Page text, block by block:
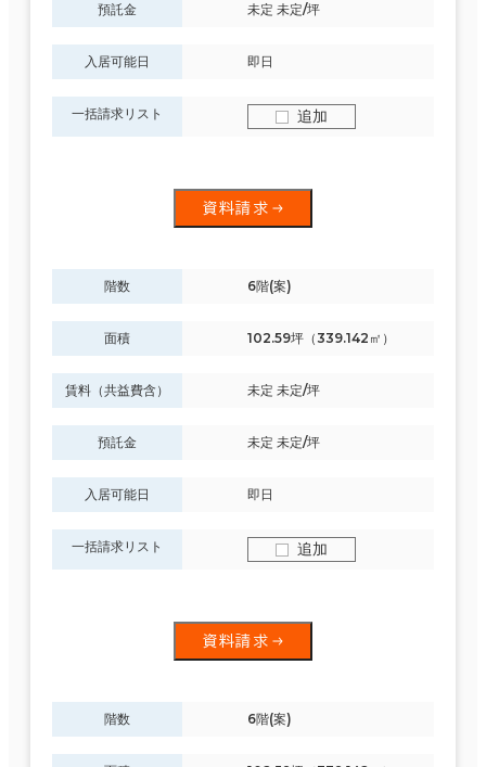
預託金 未定 未定/坪
入居可能日 即日
一括請求リスト 追加
資料請求
階数 6階(案)
面積 102.59坪（339.142㎡）
賃料（共益費含） 未定 未定/坪
預託金 未定 未定/坪
入居可能日 即日
一括請求リスト 追加
資料請求
階数 6階(案)